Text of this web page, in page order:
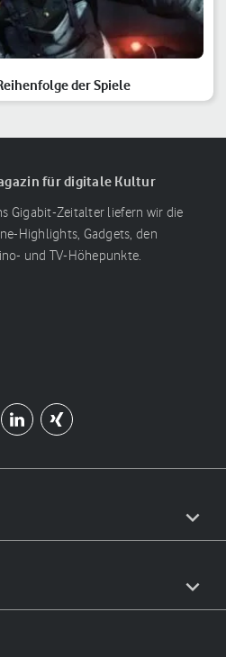
der Spiele
für digitale Kultur
Gigabit-Zeitalter liefern wir die
Highlights, Gadgets, den
und TV-Höhepunkte.